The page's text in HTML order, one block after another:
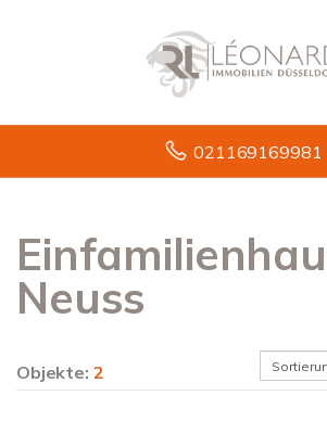
021169169981
Neuss
Objekte: 2